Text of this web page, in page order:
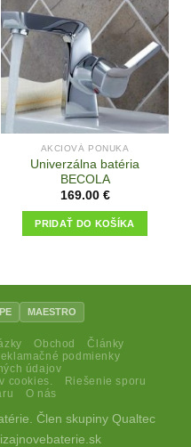
AKCIOVÁ PONUKA
Univerzálna batéria
BECOLA
169.00 €
PRIDAŤ DO KOŠÍKA
MAESTRO
Obchod
Články
podmienky
údajov
cookies.
Riešenie sporu
O nás
Člen skupiny Qualtec